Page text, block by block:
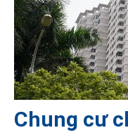
Chung cư